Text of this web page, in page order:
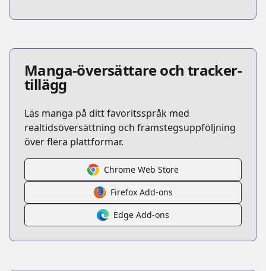
Manga-översättare och tracker-
tillägg
Läs manga på ditt favoritsspråk med
realtidsöversättning och framstegsuppföljning
över flera plattformar.
Chrome Web Store
Firefox Add-ons
Edge Add-ons